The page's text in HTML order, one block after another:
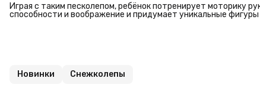
Играя с таким песколепом, ребёнок потренирует моторику
способности и воображение и придумает уникальные фигуры
Новинки Снежколепы